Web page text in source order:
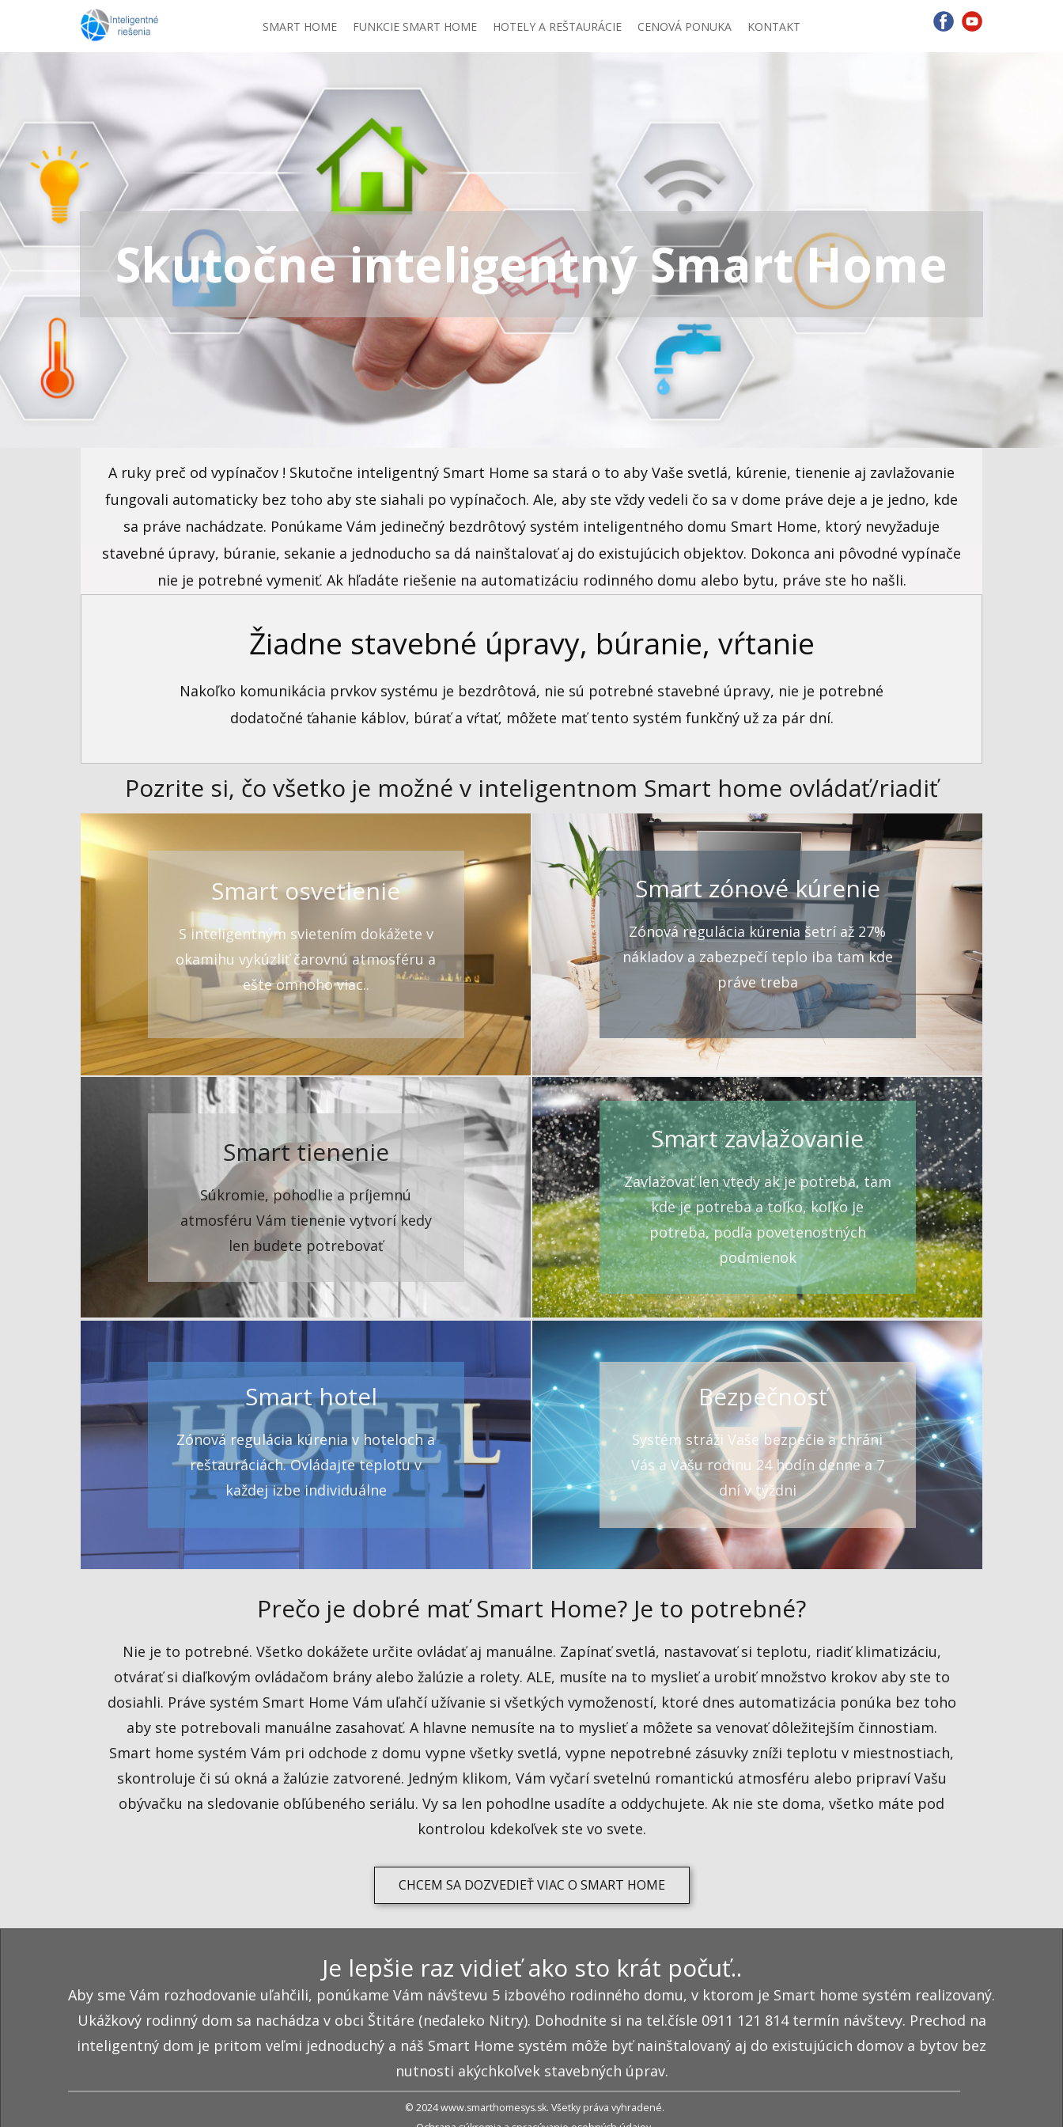
SMART HOME FUNKCIE SMART HOME HOTELY A REŠTAURÁCIE CENOVÁ PONUKA KONTAKT
Skutočne inteligentný Smart Home
A ruky preč od vypínačov ! Skutočne inteligentný Smart Home sa stará o to aby Vaše svetlá, kúrenie, tienenie aj zavlažovanie
fungovali automaticky bez toho aby ste siahali po vypínačoch. Ale, aby ste vždy vedeli čo sa v dome práve deje a je jedno, kde
sa práve nachádzate. Ponúkame Vám jedinečný bezdrôtový systém inteligentného domu Smart Home, ktorý nevyžaduje
stavebné úpravy, búranie, sekanie a jednoducho sa dá nainštalovať aj do existujúcich objektov. Dokonca ani pôvodné vypínače
nie je potrebné vymeniť. Ak hľadáte riešenie na automatizáciu rodinného domu alebo bytu, práve ste ho našli.
Žiadne stavebné úpravy, búranie, vŕtanie
Nakoľko komunikácia prvkov systému je bezdrôtová, nie sú potrebné stavebné úpravy, nie je potrebné
dodatočné ťahanie káblov, búrať a vŕtať, môžete mať tento systém funkčný už za pár dní.
Pozrite si, čo všetko je možné v inteligentnom Smart home ovládať/riadiť
Smart osvetlenie
S inteligentným svietením dokážete v
okamihu vykúzliť čarovnú atmosféru a
ešte omnoho viac..
Smart zónové kúrenie
Zónová regulácia kúrenia šetrí až 27%
nákladov a zabezpečí teplo iba tam kde
práve treba
Smart tienenie
Súkromie, pohodlie a príjemnú
atmosféru Vám tienenie vytvorí kedy
len budete potrebovať
Smart zavlažovanie
Zavlažovať len vtedy ak je potreba, tam
kde je potreba a toľko, koľko je
potreba, podľa povetenostných
podmienok
Smart hotel
Zónová regulácia kúrenia v hoteloch a
reštauráciách. Ovládajte teplotu v
každej izbe individuálne
Bezpečnosť
Systém stráži Vaše bezpečie a chráni
Vás a Vašu rodinu 24 hodín denne a 7
dní v týždni
Prečo je dobré mať Smart Home? Je to potrebné?
Nie je to potrebné. Všetko dokážete určite ovládať aj manuálne. Zapínať svetlá, nastavovať si teplotu, riadiť klimatizáciu,
otvárať si diaľkovým ovládačom brány alebo žalúzie a rolety. ALE, musíte na to myslieť a urobiť množstvo krokov aby ste to
dosiahli. Práve systém Smart Home Vám uľahčí užívanie si všetkých vymožeností, ktoré dnes automatizácia ponúka bez toho
aby ste potrebovali manuálne zasahovať. A hlavne nemusíte na to myslieť a môžete sa venovať dôležitejším činnostiam.
Smart home systém Vám pri odchode z domu vypne všetky svetlá, vypne nepotrebné zásuvky zníži teplotu v miestnostiach,
skontroluje či sú okná a žalúzie zatvorené. Jedným klikom, Vám vyčarí svetelnú romantickú atmosféru alebo pripraví Vašu
obývačku na sledovanie obľúbeného seriálu. Vy sa len pohodlne usadíte a oddychujete. Ak nie ste doma, všetko máte pod
kontrolou kdekoľvek ste vo svete.
CHCEM SA DOZVEDIEŤ VIAC O SMART HOME
Je lepšie raz vidieť ako sto krát počuť..
Aby sme Vám rozhodovanie uľahčili, ponúkame Vám návštevu 5 izbového rodinného domu, v ktorom je Smart home systém realizovaný.
Ukážkový rodinný dom sa nachádza v obci Štitáre (neďaleko Nitry). Dohodnite si na tel.čísle 0911 121 814 termín návštevy. Prechod na
inteligentný dom je pritom veľmi jednoduchý a náš Smart Home systém môže byť nainštalovaný aj do existujúcich domov a bytov bez
nutnosti akýchkoľvek stavebných úprav.
© 2024 www.smarthomesys.sk. Všetky práva vyhradené.